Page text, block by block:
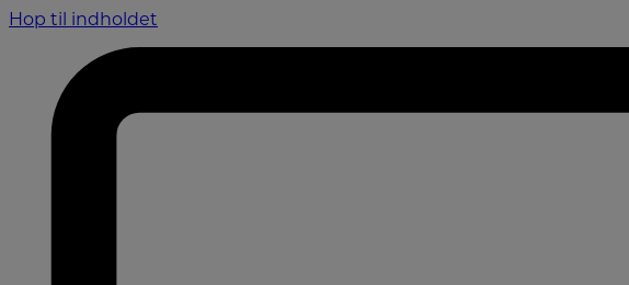
Hop til indholdet